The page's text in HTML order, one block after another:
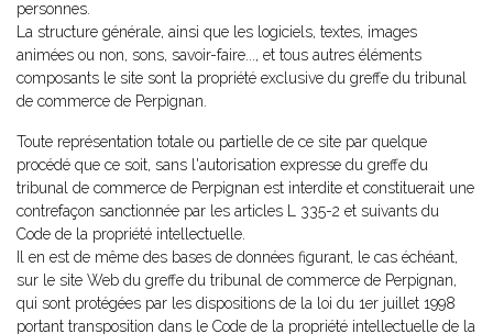
personnes.
La structure générale, ainsi que les logiciels, textes, images
animées ou non, sons, savoir-faire..., et tous autres éléments
composants le site sont la propriété exclusive du greffe du tribunal
de commerce de Perpignan.
Toute représentation totale ou partielle de ce site par quelque
procédé que ce soit, sans l'autorisation expresse du greffe du
tribunal de commerce de Perpignan est interdite et constituerait une
contrefaçon sanctionnée par les articles L 335-2 et suivants du
Code de la propriété intellectuelle.
Il en est de même des bases de données figurant, le cas échéant,
sur le site Web du greffe du tribunal de commerce de Perpignan,
qui sont protégées par les dispositions de la loi du 1er juillet 1998
portant transposition dans le Code de la propriété intellectuelle de la